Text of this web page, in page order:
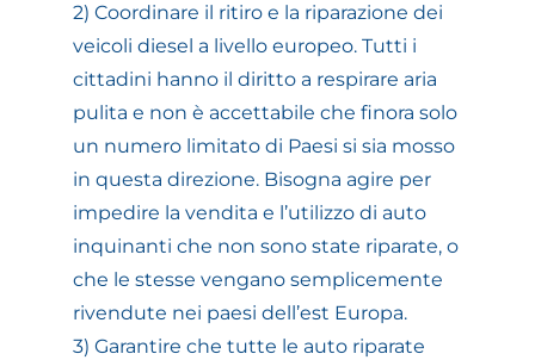
2) Coordinare il ritiro e la riparazione dei
veicoli diesel a livello europeo. Tutti i
cittadini hanno il diritto a respirare aria
pulita e non è accettabile che finora solo
un numero limitato di Paesi si sia mosso
in questa direzione. Bisogna agire per
impedire la vendita e l’utilizzo di auto
inquinanti che non sono state riparate, o
che le stesse vengano semplicemente
rivendute nei paesi dell’est Europa.
3) Garantire che tutte le auto riparate